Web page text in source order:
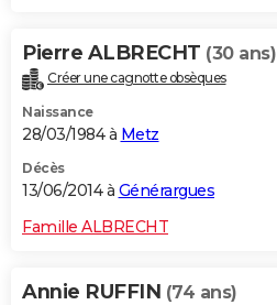
Pierre ALBRECHT (30 ans)
Créer une cagnotte obsèques
Naissance
28/03/1984 à Metz
Décès
13/06/2014 à Générargues
Famille ALBRECHT
Annie RUFFIN (74 ans)